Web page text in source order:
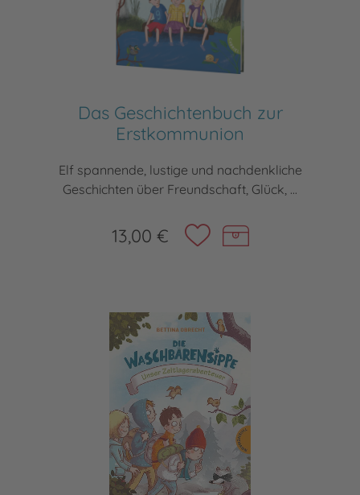
Das Geschichtenbuch zur
Erstkommunion
Elf spannende, lustige und nachdenkliche
Geschichten über Freundschaft, Glück, ...
13,00 €